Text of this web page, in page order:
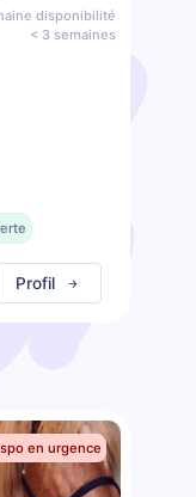
disponibilité
< 3 semaines
Profil
en urgence